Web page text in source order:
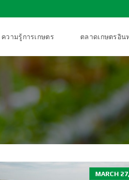
ความรู้การเกษตร ตลาดเกษตรอิน
MARCH